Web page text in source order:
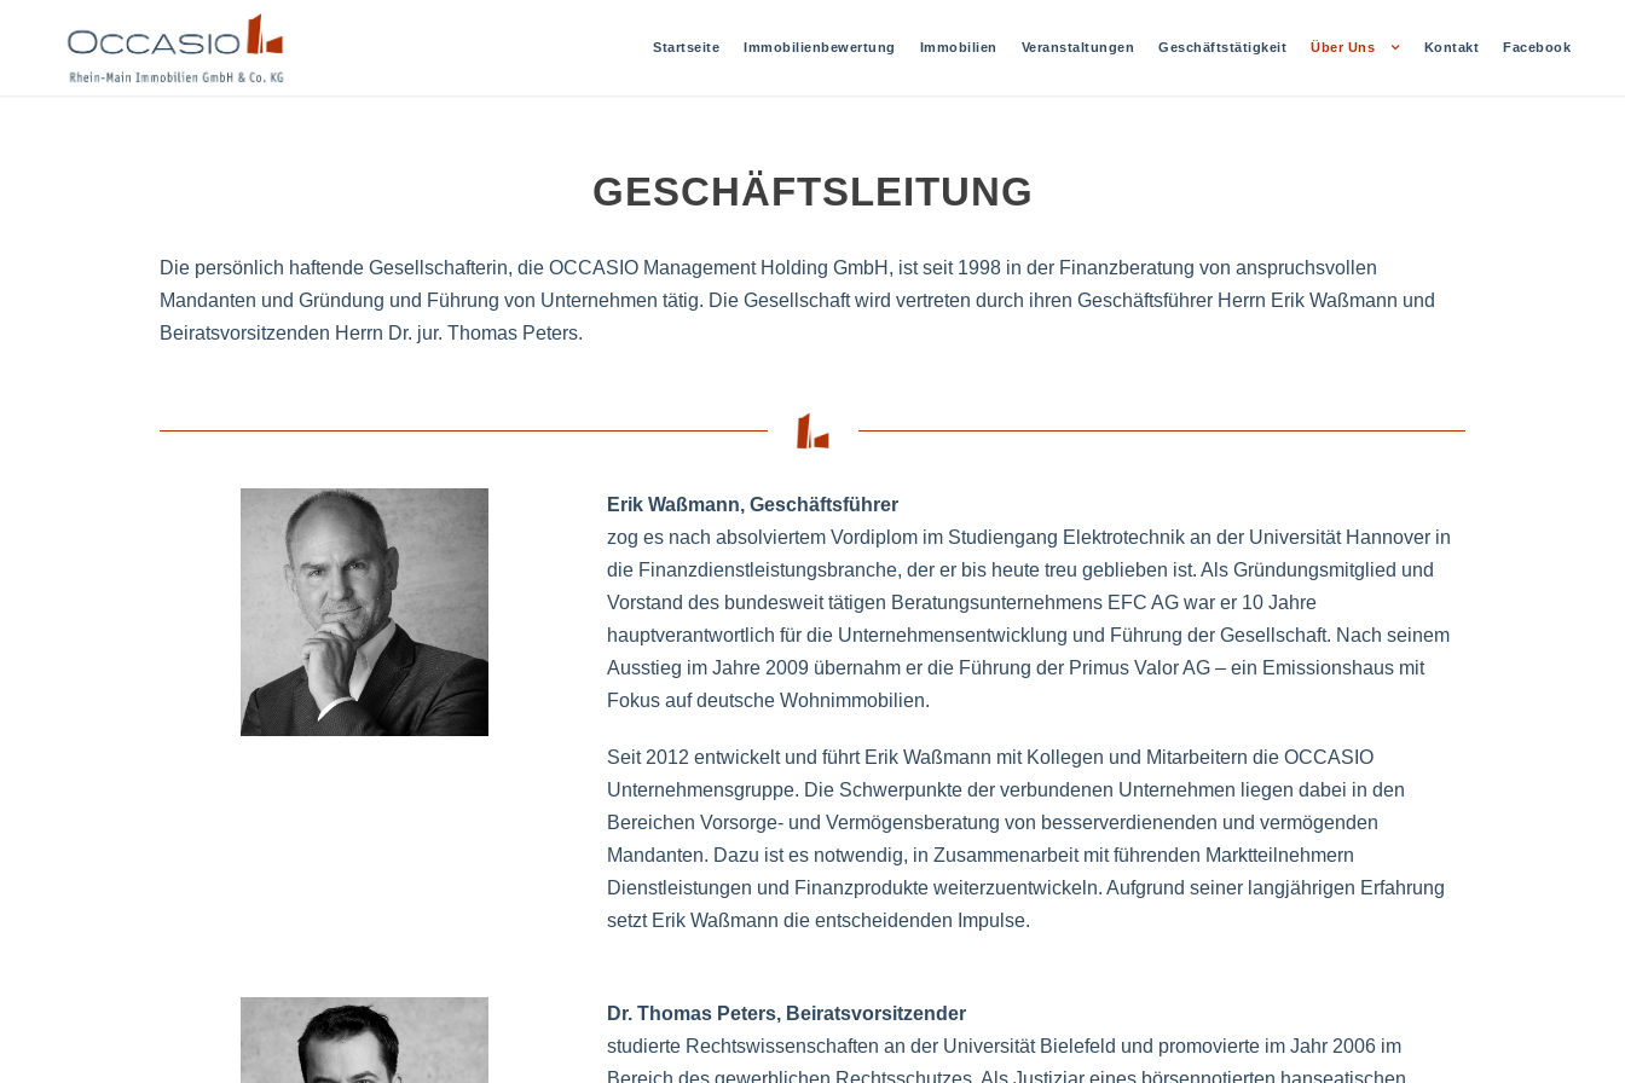
Startseite Immobilienbewertung Immobilien Veranstaltungen Geschäftstätigkeit Über Uns Kontakt Facebook
GESCHÄFTSLEITUNG
Die persönlich haftende Gesellschafterin, die OCCASIO Management Holding GmbH, ist seit 1998 in der Finanzberatung von anspruchsvollen
Mandanten und Gründung und Führung von Unternehmen tätig. Die Gesellschaft wird vertreten durch ihren Geschäftsführer Herrn Erik Waßmann und
Beiratsvorsitzenden Herrn Dr. jur. Thomas Peters.
Erik Waßmann, Geschäftsführer
zog es nach absolviertem Vordiplom im Studiengang Elektrotechnik an der Universität Hannover in
die Finanzdienstleistungsbranche, der er bis heute treu geblieben ist. Als Gründungsmitglied und
Vorstand des bundesweit tätigen Beratungsunternehmens EFC AG war er 10 Jahre
hauptverantwortlich für die Unternehmensentwicklung und Führung der Gesellschaft. Nach seinem
Ausstieg im Jahre 2009 übernahm er die Führung der Primus Valor AG – ein Emissionshaus mit
Fokus auf deutsche Wohnimmobilien.
Seit 2012 entwickelt und führt Erik Waßmann mit Kollegen und Mitarbeitern die OCCASIO
Unternehmensgruppe. Die Schwerpunkte der verbundenen Unternehmen liegen dabei in den
Bereichen Vorsorge- und Vermögensberatung von besserverdienenden und vermögenden
Mandanten. Dazu ist es notwendig, in Zusammenarbeit mit führenden Marktteilnehmern
Dienstleistungen und Finanzprodukte weiterzuentwickeln. Aufgrund seiner langjährigen Erfahrung
setzt Erik Waßmann die entscheidenden Impulse.
Dr. Thomas Peters, Beiratsvorsitzender
studierte Rechtswissenschaften an der Universität Bielefeld und promovierte im Jahr 2006 im
Bereich des gewerblichen Rechtsschutzes. Als Justiziar eines börsennotierten hanseatischen